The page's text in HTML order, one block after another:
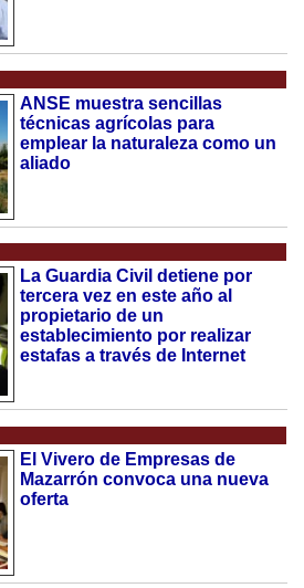
ANSE muestra sencillas
técnicas agrícolas para
emplear la naturaleza como un
aliado
La Guardia Civil detiene por
tercera vez en este año al
propietario de un
establecimiento por realizar
estafas a través de Internet
El Vivero de Empresas de
Mazarrón convoca una nueva
oferta